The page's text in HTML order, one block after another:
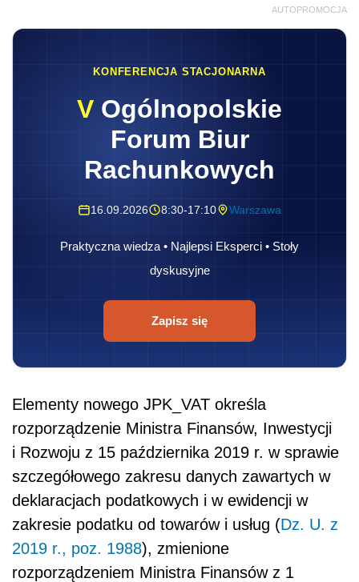
AUTOPROMOCJA
KONFERENCJA STACJONARNA
V Ogólnopolskie
Forum Biur
Rachunkowych
16.09.2026 8:30-17:10 Warszawa
Praktyczna wiedza • Najlepsi Eksperci • Stoły
dyskusyjne
Zapisz się
Elementy nowego JPK_VAT określa
rozporządzenie Ministra Finansów, Inwestycji
i Rozwoju z 15 października 2019 r. w sprawie
szczegółowego zakresu danych zawartych w
deklaracjach podatkowych i w ewidencji w
zakresie podatku od towarów i usług (Dz. U. z
2019 r., poz. 1988), zmienione
rozporządzeniem Ministra Finansów z 1